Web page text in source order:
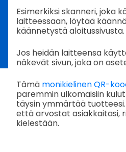
Esimerkiksi skanneri, joka
laitteessaan, löytää
käännetystä aloitussivusta.
Jos heidän laitteensa
näkevät sivun, joka on
Tämä monikielinen QR-
paremmin ulkomaisiin
täysin ymmärtää
että arvostat asiakkaitasi,
kielestään.